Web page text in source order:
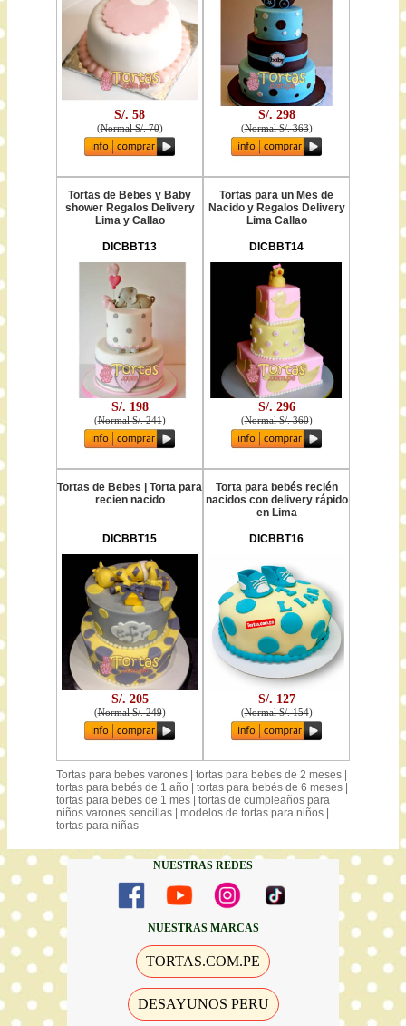
S/. 58
(Normal S/. 70)
S/. 298
(Normal S/. 363)
Tortas de Bebes y Baby
shower Regalos Delivery
Lima y Callao
DICBBT13
S/. 198
(Normal S/. 241)
Tortas para un Mes de
Nacido y Regalos Delivery
Lima Callao
DICBBT14
S/. 296
(Normal S/. 360)
Tortas de Bebes | Torta para
recien nacido
DICBBT15
S/. 205
(Normal S/. 249)
Torta para bebés recién
nacidos con delivery rápido
en Lima
DICBBT16
S/. 127
(Normal S/. 154)
Tortas para bebes varones | tortas para bebes de 2 meses |
tortas para bebés de 1 año | tortas para bebés de 6 meses |
tortas para bebes de 1 mes | tortas de cumpleaños para
niños varones sencillas | modelos de tortas para niños |
tortas para niñas
NUESTRAS REDES
NUESTRAS MARCAS
TORTAS.COM.PE
DESAYUNOS PERU